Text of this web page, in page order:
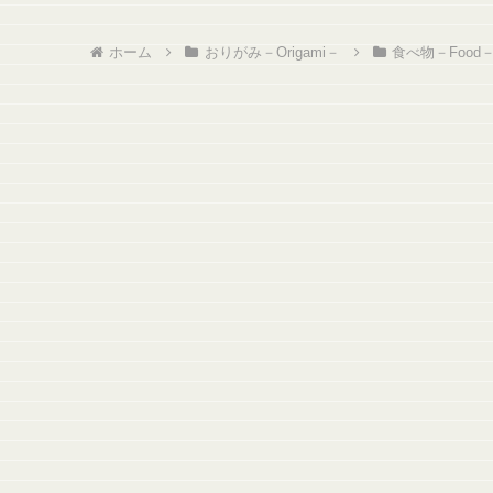
ホーム おりがみ－Origami－ 食べ物－Food